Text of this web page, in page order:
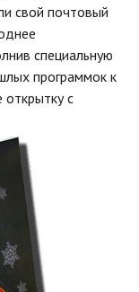
свой почтовый
специальную
программок к
открытку с